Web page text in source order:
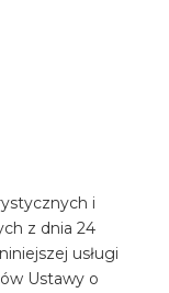
i
z dnia 24
usługi
Ustawy o